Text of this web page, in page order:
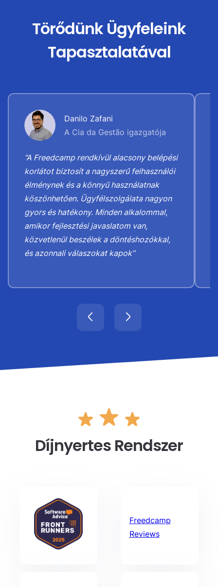
Törődünk Ügyfeleink
Tapasztalatával
Danilo Zafani
A Cia da Gestão igazgatója
“A Freedcamp rendkívül alacsony belépési
korlátot biztosít a nagyszerű felhasználói
élménynek és a könnyű használatnak
köszönhetően. Ügyfélszolgálata nagyon
gyors és hatékony. Minden alkalommal,
amikor fejlesztési javaslatom van,
közvetlenül beszélek a döntéshozókkal,
és azonnali válaszokat kapok”
Díjnyertes Rendszer
Freedcamp
Reviews